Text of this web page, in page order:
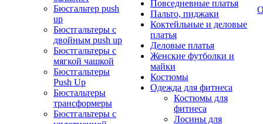
Бюсгальтер push
up
Бюстгальтеры с
двойным push up
Бюстгальтеры с
мягкой чашкой
Бюстгальтеры
Push Up
Бюстальтеры
трансформеры
Бюстгальтеры с
Повседневные платья
Пальто, пиджаки
Коктейльные и деловые
платья
Деловые платья
Женские футболки и
майки
Костюмы
Одежда для фитнеса
Костюмы для
фитнеса
Лосины для